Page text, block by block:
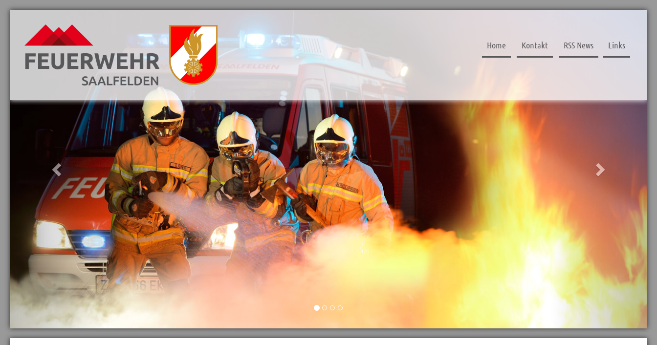
Aktuelles
Vorwort
Mannschaft
Ausrüstung
Smoke Stopper
KAT-Anhänger
Wärmebildkamera
Schutzbekleidung
Hebekissen
Löschgerät
Sprungkissen
Alarmierungsarten
Nebellöschsystem NLS
Regenschutzbekleidung
Ausbildung
Links
RSS News
Kontakt
Home